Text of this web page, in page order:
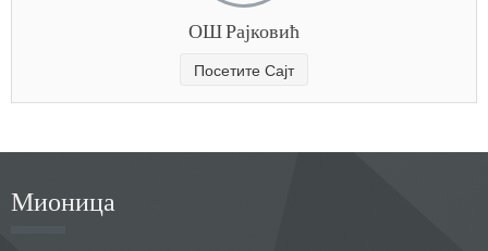
ОШ Рајковић
Посетите Сајт
Мионица